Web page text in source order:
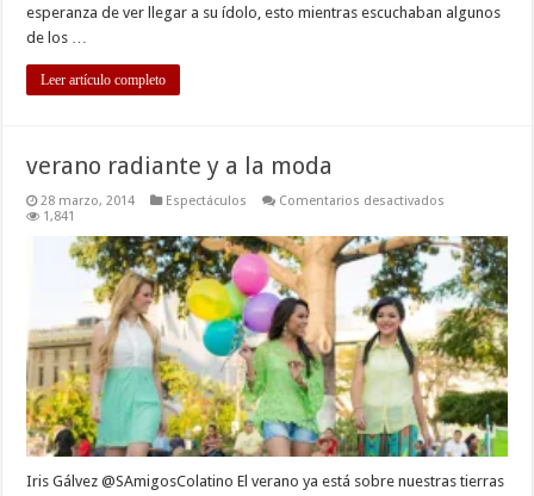
esperanza de ver llegar a su ídolo, esto mientras escuchaban algunos
de los …
Leer artículo completo
verano radiante y a la moda
28 marzo, 2014 Espectáculos Comentarios desactivados
y
a
la
moda
1,841
Iris Gálvez @SAmigosColatino El verano ya está sobre nuestras tierras